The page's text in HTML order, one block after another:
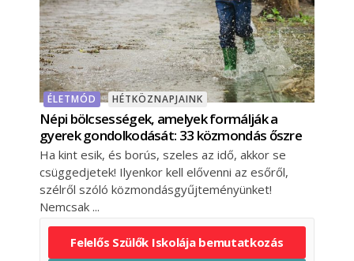
ÉLETMÓD HÉTKÖZNAPJAINK
Népi bölcsességek, amelyek formálják a
gyerek gondolkodását: 33 közmondás őszre
Ha kint esik, és borús, szeles az idő, akkor se
csüggedjetek! Ilyenkor kell elővenni az esőről,
szélről szóló közmondásgyűjteményünket!
Nemcsak
Felelős Szülők Iskolája bemutatkozás